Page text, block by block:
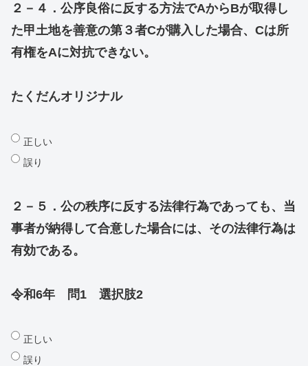
２－４．公序良俗に反する方法でAからBが取得し
た甲土地を善意の第３者Cが購入した場合、Cは所
有権をAに対抗できない。
たくだんオリジナル
正しい
誤り
２－５．公の秩序に反する法律行為であっても、当
事者が納得して合意した場合には、その法律行為は
有効である。
令和6年 問1 選択肢2
正しい
誤り